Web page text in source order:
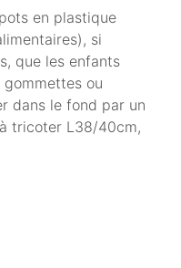
en plastique
si
que les enfants
ou
dans le fond par un
tricoter L38/40cm,